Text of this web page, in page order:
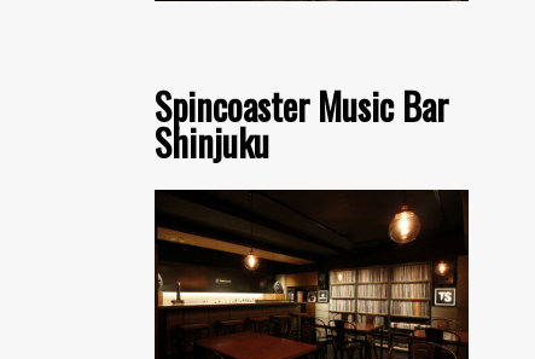
Spincoaster Music Bar
Shinjuku